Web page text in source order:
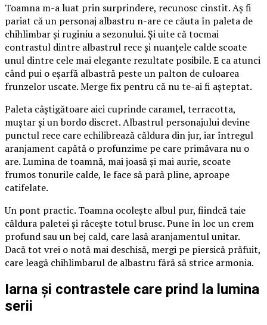
Toamna m-a luat prin surprindere, recunosc cinstit. Aș fi
pariat că un personaj albastru n-are ce căuta în paleta de
chihlimbar și ruginiu a sezonului. Și uite că tocmai
contrastul dintre albastrul rece și nuanțele calde scoate
unul dintre cele mai elegante rezultate posibile. E ca atunci
când pui o eșarfă albastră peste un palton de culoarea
frunzelor uscate. Merge fix pentru că nu te-ai fi așteptat.
Paleta câștigătoare aici cuprinde caramel, terracotta,
muștar și un bordo discret. Albastrul personajului devine
punctul rece care echilibrează căldura din jur, iar întregul
aranjament capătă o profunzime pe care primăvara nu o
are. Lumina de toamnă, mai joasă și mai aurie, scoate
frumos tonurile calde, le face să pară pline, aproape
catifelate.
Un pont practic. Toamna ocolește albul pur, fiindcă taie
căldura paletei și răcește totul brusc. Pune în loc un crem
profund sau un bej cald, care lasă aranjamentul unitar.
Dacă tot vrei o notă mai deschisă, mergi pe piersică prăfuit,
care leagă chihlimbarul de albastru fără să strice armonia.
Iarna și contrastele care prind la lumina
serii